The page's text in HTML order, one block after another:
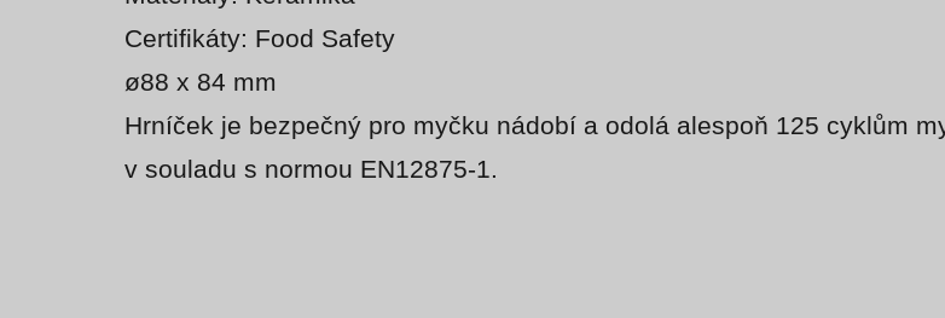
Certifikáty: Food Safety
ø88 x 84 mm
Hrníček je bezpečný pro myčku nádobí a odolá alespoň 125 cyklům
v souladu s normou EN12875-1.